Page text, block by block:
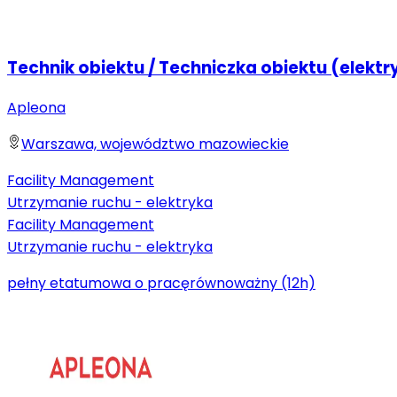
Technik obiektu / Techniczka obiektu
Apleona
Warszawa, województwo mazowieckie
Facility Management
Utrzymanie ruchu - elektryka
Facility Management
Utrzymanie ruchu - elektryka
pełny etatumowa o pracęrównoważny (12h)